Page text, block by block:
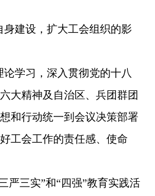
身建设，扩大工会组织的影
论学习，深入贯彻党的十八
大精神及自治区、兵团群团
和行动统一到会议决策部署
工会工作的责任感、使命
严三实”和“四强”教育实践活